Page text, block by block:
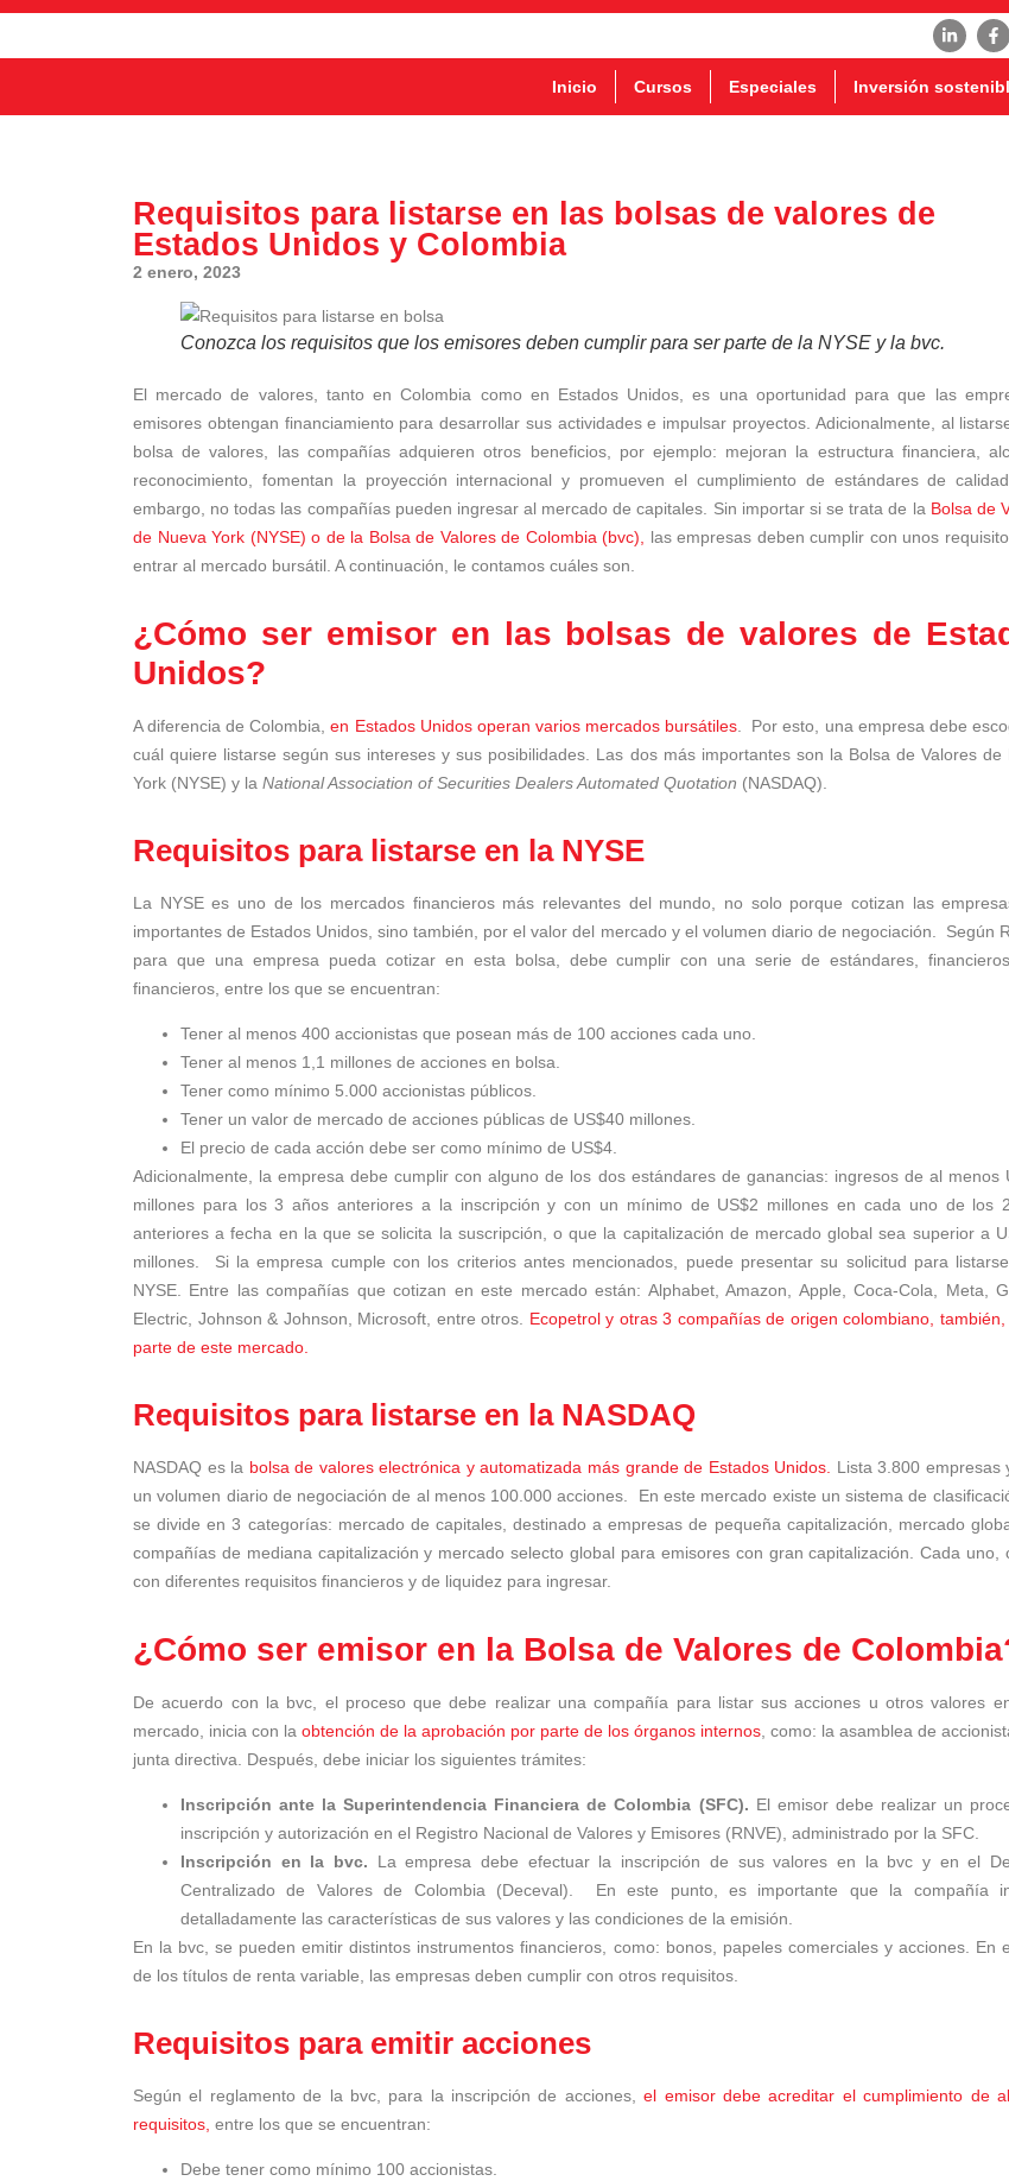
Inicio Cursos Especiales Inversión
Requisitos para listarse en las bolsas de valores de
Estados Unidos y Colombia
2 enero, 2023
Conozca los requisitos que los emisores deben cumplir para ser parte de la NYSE y la bvc.
El mercado de valores, tanto en Colombia como en Estados Unidos, es una oportunidad para que las
emisores obtengan financiamiento para desarrollar sus actividades e impulsar proyectos. Adicionalmente, al
bolsa de valores, las compañías adquieren otros beneficios, por ejemplo: mejoran la estructura financiera,
reconocimiento, fomentan la proyección internacional y promueven el cumplimiento de estándares de
embargo, no todas las compañías pueden ingresar al mercado de capitales. Sin importar si se trata de la Bolsa de
de Nueva York (NYSE) o de la Bolsa de Valores de Colombia (bvc),
las empresas deben cumplir con unos
entrar al mercado bursátil. A continuación, le contamos cuáles son.
¿Cómo ser emisor en las bolsas de valores de
Unidos?
A diferencia de Colombia,en Estados Unidos operan varios mercados bursátiles. Por esto, una empresa debe
cuál quiere listarse según sus intereses y sus posibilidades. Las dos más importantes son la Bolsa de Valores de
York (NYSE) y la National Association of Securities Dealers Automated Quotation (NASDAQ).
Requisitos para listarse en la NYSE
La NYSE es uno de los mercados financieros más relevantes del mundo, no solo porque cotizan las
importantes de Estados Unidos, sino también, por el valor del mercado y el volumen diario de negociación.
Según
para que una empresa pueda cotizar en esta bolsa, debe cumplir con una serie de estándares,
financieros, entre los que se encuentran:
Tener al menos 400 accionistas que posean más de 100 acciones cada uno.
Tener al menos 1,1 millones de acciones en bolsa.
Tener como mínimo 5.000 accionistas públicos.
Tener un valor de mercado de acciones públicas de US$40 millones.
El precio de cada acción debe ser como mínimo de US$4.
Adicionalmente, la empresa debe cumplir con alguno de los dos estándares de ganancias: ingresos de al menos
millones para los 3 años anteriores a la inscripción y con un mínimo de US$2 millones en cada uno de los
anteriores a fecha en la que se solicita la suscripción, o que la capitalización de mercado global sea superior a
millones.
Si la empresa cumple con los criterios antes mencionados, puede presentar su solicitud para
NYSE. Entre las compañías que cotizan en este mercado están: Alphabet, Amazon, Apple, Coca-Cola, Meta,
Electric, Johnson & Johnson, Microsoft, entre otros. Ecopetrol y otras 3 compañías de origen colombiano, también,
parte de este mercado.
Requisitos para listarse en la NASDAQ
NASDAQ es la bolsa de valores electrónica y automatizada más grande de Estados Unidos. Lista 3.800 empresas
un volumen diario de negociación de al menos 100.000 acciones.
En este mercado existe un sistema de
se divide en 3 categorías: mercado de capitales, destinado a empresas de pequeña capitalización, mercado
compañías de mediana capitalización y mercado selecto global para emisores con gran capitalización. Cada uno,
con diferentes requisitos financieros y de liquidez para ingresar.
¿Cómo ser emisor en la Bolsa de Valores de
De acuerdo con la bvc, el proceso que debe realizar una compañía para listar sus acciones u otros valores
mercado, inicia con la obtención de la aprobación por parte de los órganos internos , como: la asamblea de
junta directiva. Después, debe iniciar los siguientes trámites:
Inscripción ante la Superintendencia Financiera de Colombia (SFC). El emisor debe realizar un
inscripción y autorización en el Registro Nacional de Valores y Emisores (RNVE), administrado por la SFC.
Inscripción en la bvc. La empresa debe efectuar la inscripción de sus valores en la bvc y en el
Centralizado de Valores de Colombia (Deceval). En este punto, es importante que la compañía
detalladamente las características de sus valores y las condiciones de la emisión.
En la bvc, se pueden emitir distintos instrumentos financieros, como: bonos, papeles comerciales y acciones. En
de los títulos de renta variable, las empresas deben cumplir con otros requisitos.
Requisitos para emitir acciones
Según el reglamento de la bvc, para la inscripción de acciones,el emisor debe acreditar el cumplimiento de
requisitos, entre los que se encuentran:
Debe tener como mínimo 100 accionistas.